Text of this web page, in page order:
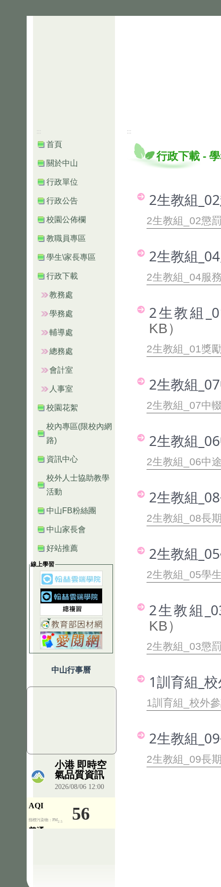
:::
首頁
關於中山
行政單位
行政公告
校園公佈欄
教職員專區
學生\家長專區
行政下載
教務處
學務處
輔導處
總務處
會計室
人事室
校園花絮
校內專區(限校內網
路)
資訊中心
校外人士協助教學
活動
中山FB粉絲團
中山家長會
好站推薦
線上學習
中山行事曆
:::
行政下載 -
2生教組
2生教組_02懲
2生教組
2生教組_04服
2生教組
KB）
2生教組_01獎
2生教組
2生教組_07中
2生教組
2生教組_06中
2生教組
2生教組_08長
2生教組
2生教組_05學
2生教組
KB）
2生教組_03懲
1訓育組_
1訓育組_校外
2生教組
2生教組_09長